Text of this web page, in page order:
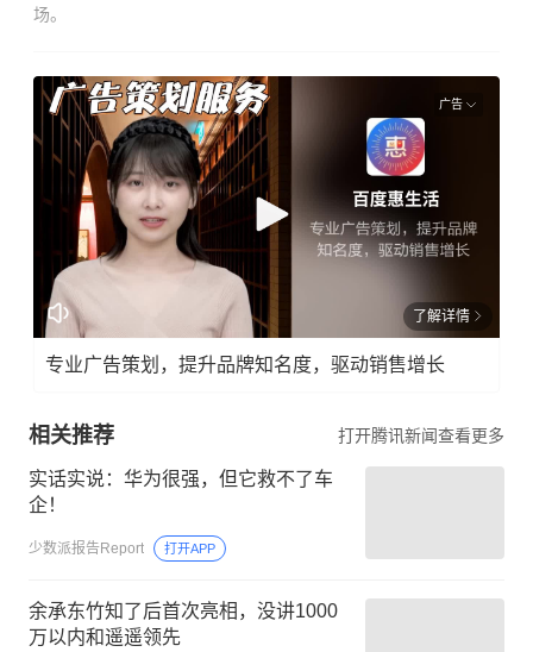
场。
广告
了解详情
专业广告策划，提升品牌知名度，驱动销售增长
相关推荐 打开腾讯新闻查看更多
实话实说：华为很强，但它救不了车
企！
少数派报告Report 打开APP
余承东竹知了后首次亮相，没讲1000
万以内和遥遥领先